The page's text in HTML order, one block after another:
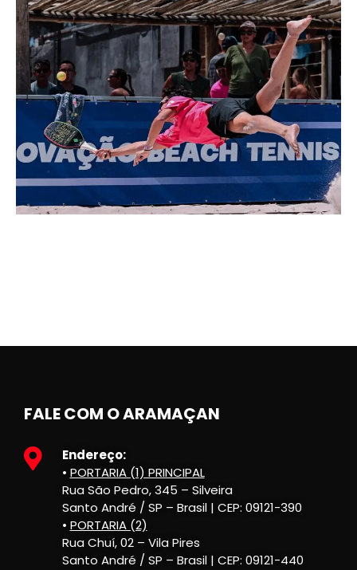
FALE COM O ARAMAÇAN
Endereço:
• PORTARIA (1) PRINCIPAL
Rua São Pedro, 345 – Silveira
Santo André / SP – Brasil | CEP: 09121-390
• PORTARIA (2)
Rua Chuí, 02 – Vila Pires
Santo André / SP – Brasil | CEP: 09121-440